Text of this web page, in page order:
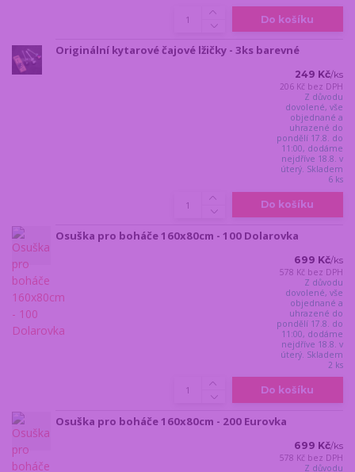
Do košíku
Originální kytarové čajové lžičky - 3ks barevné
249 Kč/ks
206 Kč bez DPH
Z důvodu
dovolené, vše
objednané a
uhrazené do
pondělí 17.8. do
11:00, dodáme
nejdříve 18.8. v
úterý. Skladem
6 ks
Do košíku
Osuška pro boháče 160x80cm - 100 Dolarovka
699 Kč/ks
578 Kč bez DPH
Z důvodu
dovolené, vše
objednané a
uhrazené do
pondělí 17.8. do
11:00, dodáme
nejdříve 18.8. v
úterý. Skladem
2 ks
Do košíku
Osuška pro boháče 160x80cm - 200 Eurovka
699 Kč/ks
578 Kč bez DPH
Z důvodu